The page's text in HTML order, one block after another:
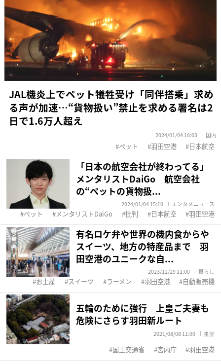
JAL機炎上でペット犠牲受け「同伴搭乗」求め
る声が加速…“貨物扱い”禁止を求める署名は2
日で1.6万人超え
2024/01/04 16:03 国内
ペット 羽田空港 日本航空
「日本の航空会社が終わってる」
メンタリストDaiGo 航空会社
の“ペットの貨物扱...
2024/01/04 15:10 エンタメニュース
ペット メンタリストDaiGo 批判 日本航空 羽田空港
有名ロケ弁や世界の機内食からや
スイーツ、地方の特産品まで 羽
田空港のユニークな自...
2023/12/29 11:00 暮らし
お土産 スイーツ ラーメン 羽田空港 自動販売機
五輪のために強行 上皇ご夫妻も
危険にさらす羽田新ルート
2021/08/08 11:00 皇室
国土交通省 宮内庁 羽田空港